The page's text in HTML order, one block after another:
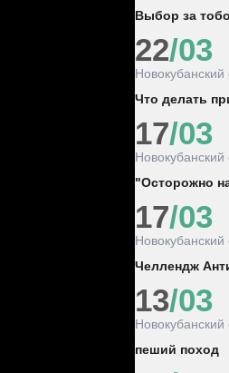
Выбор за
22/03
Что делать
17/03
"Осторожно
17/03
Челлендж
13/03
пеший поход